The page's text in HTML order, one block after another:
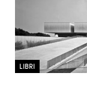
LIBRI